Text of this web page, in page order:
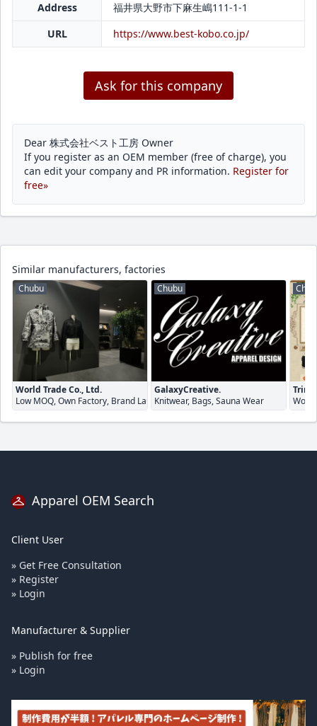
Address
福井県大野市下麻生嶋111-1-1
URL
https://www.best-kobo.co.jp/
Ask for this company
Dear 株式会社ベスト工房 Owner
If you register as an OEM member (free of charge), you
can edit your company and PR information. Register for
free»
Similar manufacturers, factories
Chubu
World Trade Co., Ltd.
Low MOQ, Own Factory, Brand Launch Support
Chubu
GalaxyCreative.
Knitwear, Bags, Sauna Wear
Trim
Apparel OEM Search
Client User
» Get Free Consultation
» Register
» Login
Manufacturer & Supplier
» Publish for free
» Login